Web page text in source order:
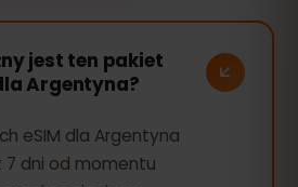
jest ten pakiet
Argentyna?
eSIM dla Argentyna
7 dni od momentu